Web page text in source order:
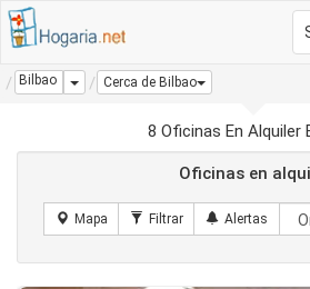
Bilbao Dropdown
Cerca de Bilbao
8 Oficinas En Alquiler
Oficinas en